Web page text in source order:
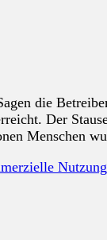
die
Der
Menschen